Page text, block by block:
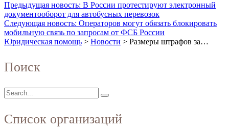
Предыдущая новость: В России протестируют электронный
документооборот для автобусных перевозок
Следующая новость: Операторов могут обязать блокировать
мобильную связь по запросам от ФСБ России
Юридическая помощь > Новости > Размеры штрафов за…
Поиск
Список организаций